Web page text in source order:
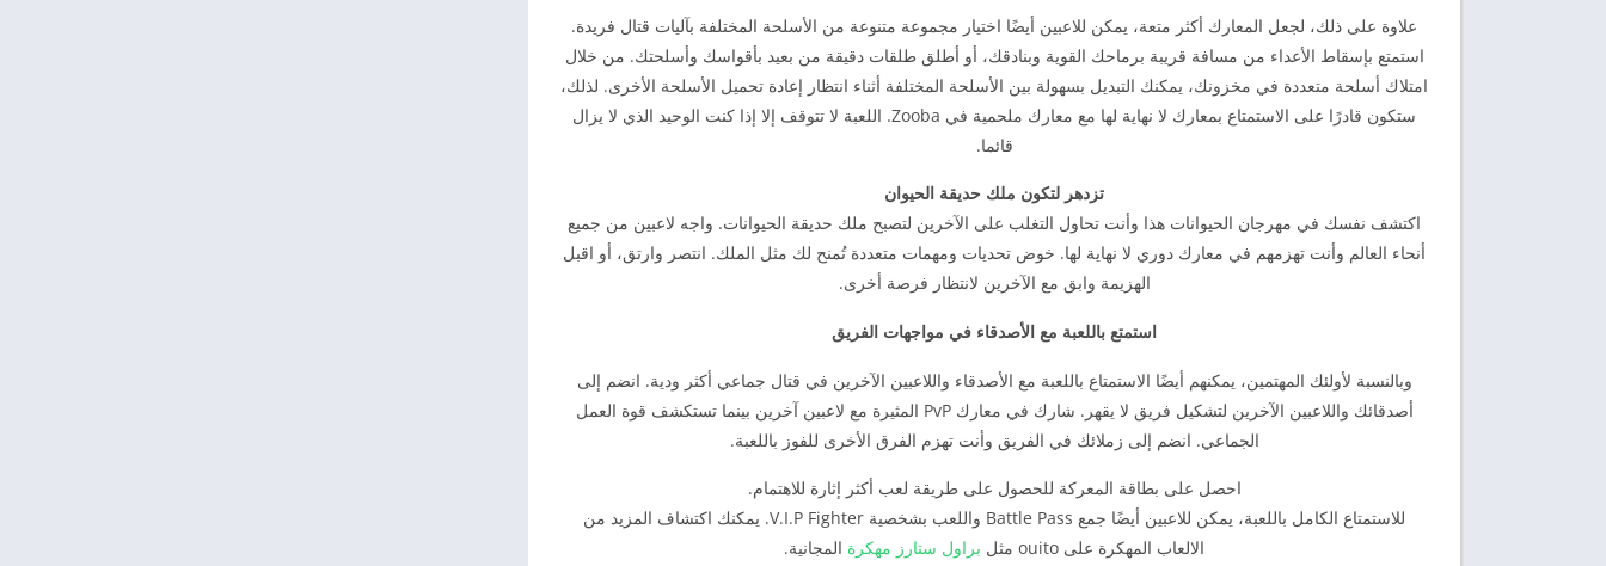
علاوة على ذلك، لجعل المعارك أكثر متعة، يمكن للاعبين أيضًا اختيار مجموعة متنوعة من الأسلحة المختلفة بآليات قتال فريدة.
استمتع بإسقاط الأعداء من مسافة قريبة برماحك القوية وبنادقك، أو أطلق طلقات دقيقة من بعيد بأقواسك وأسلحتك. من خلال
امتلاك أسلحة متعددة في مخزونك، يمكنك التبديل بسهولة بين الأسلحة المختلفة أثناء انتظار إعادة تحميل الأسلحة الأخرى. لذلك،
ستكون قادرًا على الاستمتاع بمعارك لا نهاية لها مع معارك ملحمية في Zooba. اللعبة لا تتوقف إلا إذا كنت الوحيد الذي لا يزال
قائما.
تزدهر لتكون ملك حديقة الحيوان
اكتشف نفسك في مهرجان الحيوانات هذا وأنت تحاول التغلب على الآخرين لتصبح ملك حديقة الحيوانات. واجه لاعبين من جميع
أنحاء العالم وأنت تهزمهم في معارك دوري لا نهاية لها. خوض تحديات ومهمات متعددة تُمنح لك مثل الملك. انتصر وارتق، أو اقبل
الهزيمة وابق مع الآخرين لانتظار فرصة أخرى.
استمتع باللعبة مع الأصدقاء في مواجهات الفريق
وبالنسبة لأولئك المهتمين، يمكنهم أيضًا الاستمتاع باللعبة مع الأصدقاء واللاعبين الآخرين في قتال جماعي أكثر ودية. انضم إلى
أصدقائك واللاعبين الآخرين لتشكيل فريق لا يقهر. شارك في معارك PvP المثيرة مع لاعبين آخرين بينما تستكشف قوة العمل
الجماعي. انضم إلى زملائك في الفريق وأنت تهزم الفرق الأخرى للفوز باللعبة.
احصل على بطاقة المعركة للحصول على طريقة لعب أكثر إثارة للاهتمام.
للاستمتاع الكامل باللعبة، يمكن للاعبين أيضًا جمع Battle Pass واللعب بشخصية V.I.P Fighter. يمكنك اكتشاف المزيد من
الالعاب المهكرة على ouito مثل
براول ستارز مهكرة المجانية.